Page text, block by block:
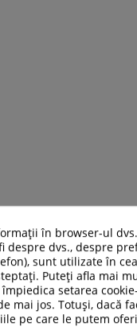
în browser-ul
despre dvs., despre
sunt utilizate în
Puteți afla mai
setarea
mai jos. Totuși, dacă
pe care le putem